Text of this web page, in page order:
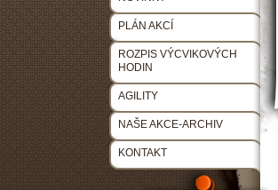
PLÁN AKCÍ
ROZPIS VÝCVIKOVÝCH
HODIN
AGILITY
NAŠE AKCE-ARCHIV
KONTAKT